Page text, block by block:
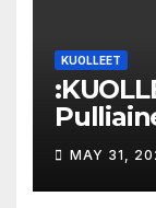
KUOLLEET
MAY 31,